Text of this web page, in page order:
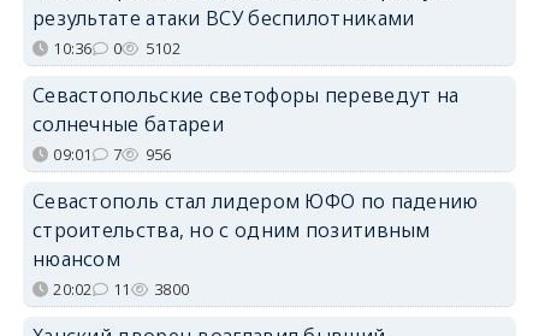
результате атаки ВСУ беспилотниками
10:36 0 5102
Севастопольские светофоры переведут на
солнечные батареи
09:01 7 956
Севастополь стал лидером ЮФО по падению
строительства, но с одним позитивным
нюансом
20:02 11 3800